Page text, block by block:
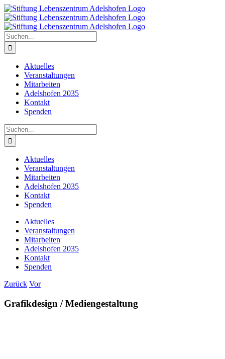
Zum
Inhalt
springen
Suche
nach:
Aktuelles
Veranstaltungen
Mitarbeiten
Adelshofen 2035
Kontakt
Spenden
Suche
nach:
Aktuelles
Veranstaltungen
Mitarbeiten
Adelshofen 2035
Kontakt
Spenden
Aktuelles
Veranstaltungen
Mitarbeiten
Adelshofen 2035
Kontakt
Spenden
Zurück Vor
Grafikdesign / Mediengestaltung